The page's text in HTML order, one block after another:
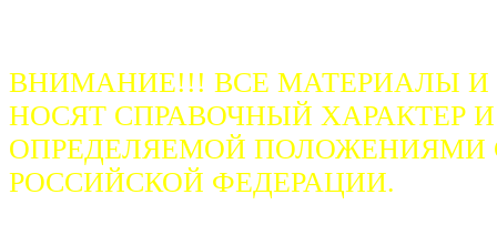
ВНИМАНИЕ!!! ВСЕ МАТЕРИАЛЫ
НОСЯТ СПРАВОЧНЫЙ ХАРАКТЕР
ОПРЕДЕЛЯЕМОЙ ПОЛОЖЕНИЯМИ
РОССИЙСКОЙ ФЕДЕРАЦИИ.